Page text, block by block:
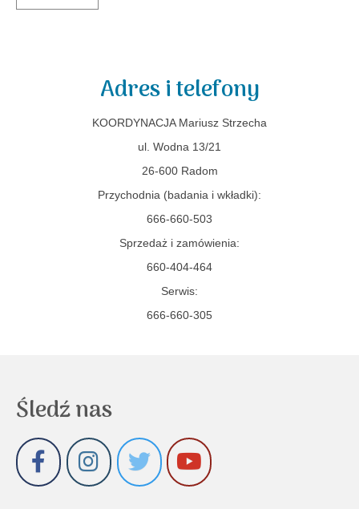
Adres i telefony
KOORDYNACJA Mariusz Strzecha
ul. Wodna 13/21
26-600 Radom
Przychodnia (badania i wkładki):
666-660-503
Sprzedaż i zamówienia:
660-404-464
Serwis:
666-660-305
Śledź nas